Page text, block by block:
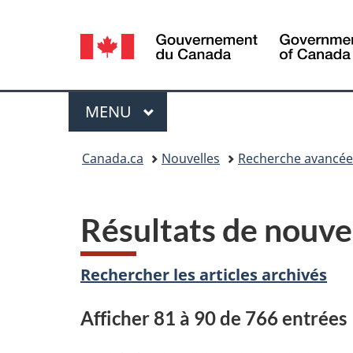
Sélection
de
la
langue
Menu
MENU PRINCIPAL
Canada.ca Nouvelles Recherche
Résultats de
Rechercher les articles archivés
Afficher 81 à 90 de 766 entrées